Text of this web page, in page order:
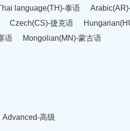
language(TH)-泰语
Czech(CS)-捷克语
语 Mongolian(MN)-蒙古语
Advanced-高级